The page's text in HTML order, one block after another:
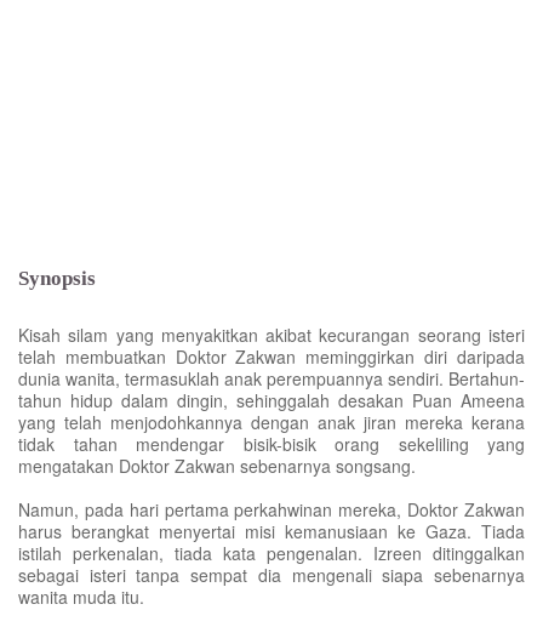
Synopsis
Kisah silam yang menyakitkan akibat kecurangan seorang isteri
telah membuatkan Doktor Zakwan meminggirkan diri daripada
dunia wanita, termasuklah anak perempuannya sendiri. Bertahun-
tahun hidup dalam dingin, sehinggalah desakan Puan Ameena
yang telah menjodohkannya dengan anak jiran mereka kerana
tidak tahan mendengar bisik-bisik orang sekeliling yang
mengatakan Doktor Zakwan sebenarnya songsang.
Namun, pada hari pertama perkahwinan mereka, Doktor Zakwan
harus berangkat menyertai misi kemanusiaan ke Gaza. Tiada
istilah perkenalan, tiada kata pengenalan. Izreen ditinggalkan
sebagai isteri tanpa sempat dia mengenali siapa sebenarnya
wanita muda itu.